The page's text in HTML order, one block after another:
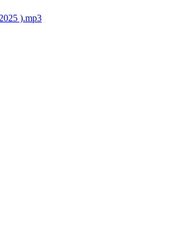
).mp3